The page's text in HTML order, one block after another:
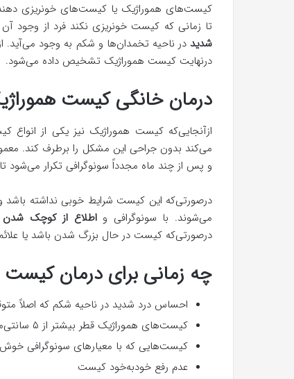
کیست‌های هموراژیک یا کیست‌های خونریزی
تا زمانی که کیست خونریزی نکند فرد از
شدید در ناحیه تخمدان‌ها و شکم به وجود می‌آید.
درنهایت کیست هموراژیک تشخیص داده می‌شود.
درمان خانگی کیست
ازآنجایی‌که کیست هموراژیک نیز یکی از
می‌کند بدون جراحی این مشکل را برطرف کند.
و پس از چند ماه مجدداً سونوگرافی تکرار
درصورتی‌که این کیست شرایط خوبی نداشته باشد و
می‌شوند. با سونوگرافی واطلاع از کوچک
درصورتی‌که کیست در حال بزرگ شدن باشد یا
چه زمانی برای درمان
احساس درد شدید در ناحیه شکم که اصلاً
کیست‌های هموراژیک قطر بیشتر از ۵ سانتی‌متر داشته باشند
کیست‌هایی که با معیارهای سونوگرافی
عدم رفع خودبه‌خود کیست